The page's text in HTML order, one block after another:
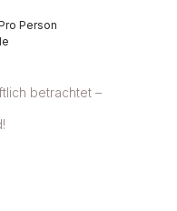
Person
betrachtet –